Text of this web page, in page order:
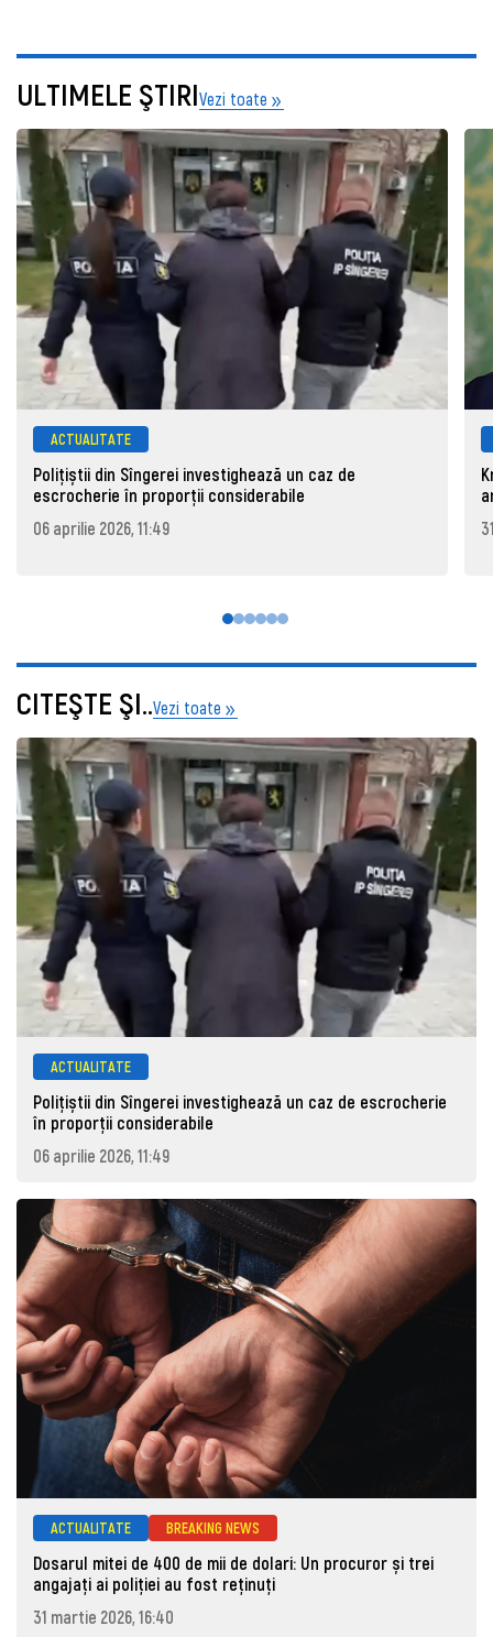
ULTIMELE ŞTIRIVezi toate
ACTUALITATE
Polițiștii din Sîngerei investighează un caz de
escrocherie în proporții considerabile
06 aprilie 2026, 11:49
CITEŞTE ŞI..Vezi toate
ACTUALITATE
Polițiștii din Sîngerei investighează un caz de escrocherie
în proporții considerabile
06 aprilie 2026, 11:49
ACTUALITATE BREAKING NEWS
Dosarul mitei de 400 de mii de dolari: Un procuror și trei
angajați ai poliției au fost reținuți
31 martie 2026, 16:40